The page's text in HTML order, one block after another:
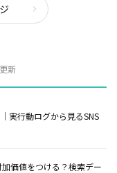
新
実行動ログから見るSNS
価値をつける？検索デー